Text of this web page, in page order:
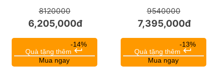
8120000
6,205,000đ
-14%
Quà tặng thêm keyboard_return
Mua ngay
9540000
7,395,000đ
-13%
Quà tặng thêm keyboard_return
Mua ngay